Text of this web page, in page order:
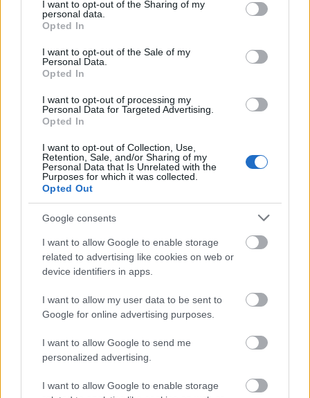
not limited to your visit or usage behaviour. You may click to
grant or deny consent to Google and its third-party tags to
use your data for below specified purposes in below Google
consent section.
I want to opt-out of the Sharing of my
personal data.
Opted In
I want to opt-out of the Sale of my
Personal Data.
Opted In
I want to opt-out of processing my
Personal Data for Targeted Advertising.
Opted In
I want to opt-out of Collection, Use,
Retention, Sale, and/or Sharing of my
Personal Data that Is Unrelated with the
Purposes for which it was collected.
Opted Out
Google consents
I want to allow Google to enable storage
related to advertising like cookies on web or
device identifiers in apps.
I want to allow my user data to be sent to
Google for online advertising purposes.
I want to allow Google to send me
personalized advertising.
I want to allow Google to enable storage
Mi pedig, olvasók, rágjuk a körmünket, hogy ne már,
tényleg? Eeeez de ciki! és akkor ha az úgy volt, miért
ezen a problémán, holott az egész csak fikció,
kitaláció, de olyan jó elmerülni benne újra és újra.
különféle intrikákkal fűszerezve tartja fenn a
nagyérdemű érdeklődését, olyannyira, hogy a kötet
Ne várj nagy sci-fit, őrjítő leírásokkal, hanem egy
könnyed, pörgő, képeit folyton változtató kellemes
kikapcsolódást, amelyet minden hibája ellenére nem
lehet letenni.